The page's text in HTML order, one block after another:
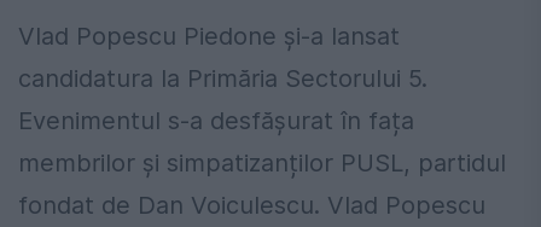
Vlad Popescu Piedone și-a lansat
candidatura la Primăria Sectorului 5.
Evenimentul s-a desfășurat în fața
membrilor și simpatizanților PUSL, partidul
fondat de Dan Voiculescu. Vlad Popescu